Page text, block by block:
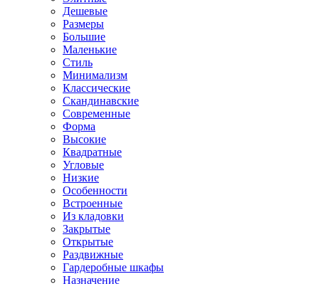
Дешевые
Размеры
Большие
Маленькие
Стиль
Минимализм
Классические
Скандинавские
Современные
Форма
Высокие
Квадратные
Угловые
Низкие
Особенности
Встроенные
Из кладовки
Закрытые
Открытые
Раздвижные
Гардеробные шкафы
Назначение